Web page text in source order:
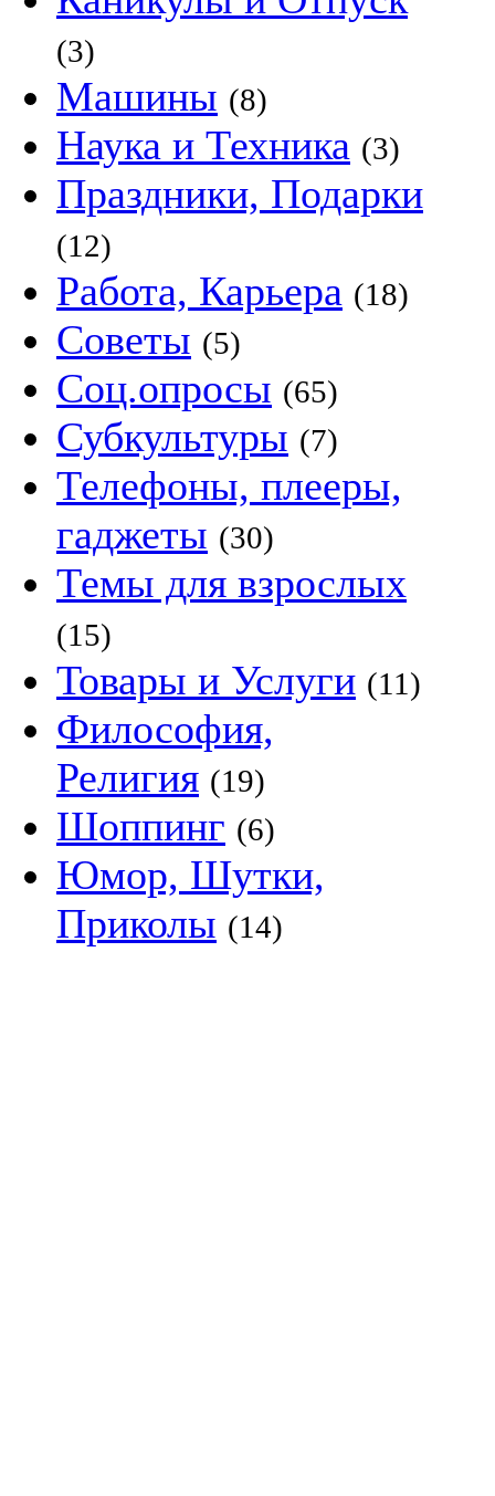
(3)
Машины (8)
Наука и Техника (3)
Праздники, Подарки
(12)
Работа, Карьера (18)
Советы (5)
Соц.опросы (65)
Субкультуры (7)
Телефоны, плееры,
гаджеты (30)
Темы для взрослых
(15)
Товары и Услуги (11)
Философия,
Религия (19)
Шоппинг (6)
Юмор, Шутки,
Приколы (14)